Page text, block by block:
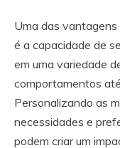
Uma das
é a capacidade de
em uma variedade
comportamentos
Personalizando as
necessidades e
podem criar um